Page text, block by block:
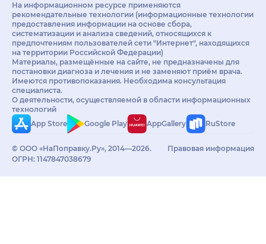
На информационном ресурсе применяются
рекомендательные технологии (информационные технологии
предоставления информации на основе сбора,
систематизации и анализа сведений, относящихся к
предпочтениям пользователей сети "Интернет", находящихся
на территории Российской Федерации)
Материалы, размещённые на сайте, не предназначены для
постановки диагноза и лечения и не заменяют приём врача.
Имеются противопоказания. Необходима консультация
специалиста.
О деятельности, осуществляемой в области информационных
технологий
App Store
Google Play AppGallery RuStore
© ООО «НаПоправку.Ру», 2014—2026.
ОГРН: 1147847038679
Правовая информация